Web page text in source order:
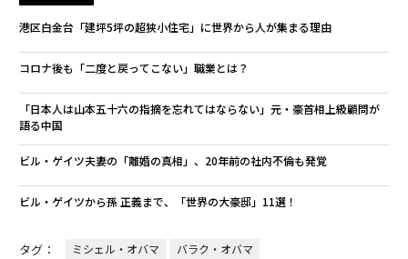
港区白金台「建坪5坪の超狭小住宅」に世界から人が集まる理由
コロナ後も「二度と戻ってこない」職業とは？
「日本人は山本五十六の指摘を忘れてはならない」元・豪首相上級顧問が
語る中国
ビル・ゲイツ夫妻の「離婚の真相」、20年前の社内不倫も発覚
ビル・ゲイツから孫 正義まで、「世界の大豪邸」11選！
タグ： ミシェル・オバマ バラク・オバマ